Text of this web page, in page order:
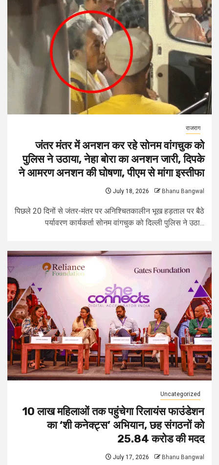
राजराग
जंतर मंतर में अनशन कर रहे सोनम वांगचुक को
पुलिस ने उठाया, नेहा बोरा का अनशन जारी, दिपके
ने आमरण अनशन की घोषणा, पीएम से मांगा इस्तीफा
July 18, 2026 Bhanu Bangwal
पिछले 20 दिनों से जंतर-मंतर पर अनिश्चितकालीन भूख हड़ताल पर बैठे
पर्यावरण कार्यकर्ता सोनम वांगचुक को दिल्ली पुलिस ने उठा...
Uncategorized
10 लाख महिलाओं तक पहुंचेगा रिलायंस फाउंडेशन
का ‘शी कनेक्ट्स’ अभियान, छह संगठनों को
25.84 करोड की मदद
July 17, 2026 Bhanu Bangwal